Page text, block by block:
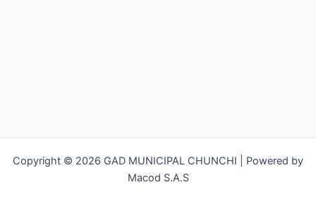
Copyright © 2026 GAD MUNICIPAL CHUNCHI | Powered by
Macod S.A.S